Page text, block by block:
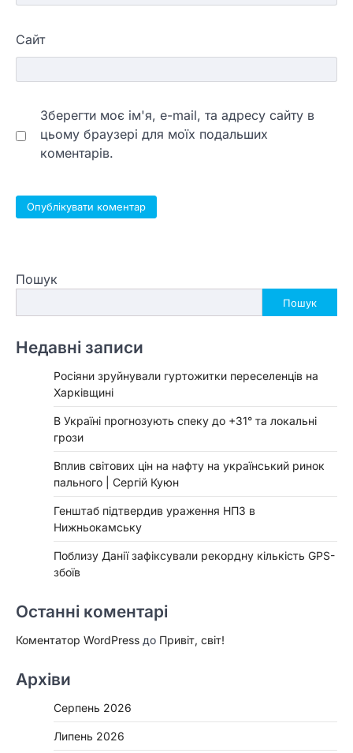
Сайт
Зберегти моє ім'я, e-mail, та адресу сайту в
цьому браузері для моїх подальших
коментарів.
Пошук
Пошук
Недавні записи
Росіяни зруйнували гуртожитки переселенців на
Харківщині
В Україні прогнозують спеку до +31° та локальні
грози
Вплив світових цін на нафту на український ринок
пального | Сергій Куюн
Генштаб підтвердив ураження НПЗ в
Нижньокамську
Поблизу Данії зафіксували рекордну кількість GPS-
збоїв
Останні коментарі
Коментатор WordPress до Привіт, світ!
Архіви
Серпень 2026
Липень 2026